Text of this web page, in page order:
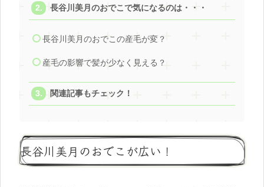
長谷川美月のおでこで気になるのは・・・
長谷川美月のおでこの産毛が変？
産毛の影響で髪が少なく見える？
関連記事もチェック！
長谷川美月のおでこが広い！